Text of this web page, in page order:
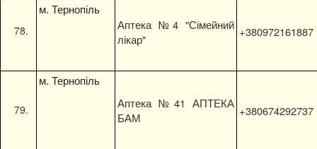
м. Тернопіль
Аптека №4 "Сімейний
лікар"
+380972161887
м. Тернопіль
Аптека №41 АПТЕКА
БАМ
+380674292737